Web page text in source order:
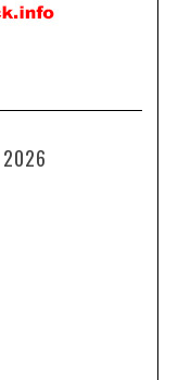
2026